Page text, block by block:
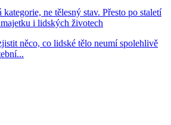
kategorie, ne tělesný stav. Přesto po staletí
i lidských životech
něco, co lidské tělo neumí spolehlivě